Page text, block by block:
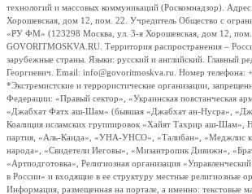
технологий и массовых коммуникаций (Роскомнадзор).
Хорошевская, дом 12, пом. 22. Учредитель Общество с
«РУ ФМ» (123298 Москва, ул. 3-я Хорошевская, дом 12, пом.
GOVORITMOSKVA.RU. Территория распространения –
зарубежные страны. Языки: русский и английский. Главный
Георгиевич. Email: info@govoritmoskva.ru. Номер телефона:
*Экстремистские и террористические организации,
Федерации: «Правый сектор», «Украинская повстанческая
«Джабхат Фатх аш-Шам» (бывшая «Джабхат ан-Нусра»,
Коалиция исламских группировок «Хайят Тахрир аш-Шам»,
партия, «Аль-Каида», «УНА-УНСО», «Талибан», «Меджлис
народа», «Свидетели Иеговы», «Мизантропик Дивижн»,
«Артподготовка», Религиозная организация
в России» и входящие в ее структуру местные религиозные
Информация, размещенная на портале, а именно: текстовые